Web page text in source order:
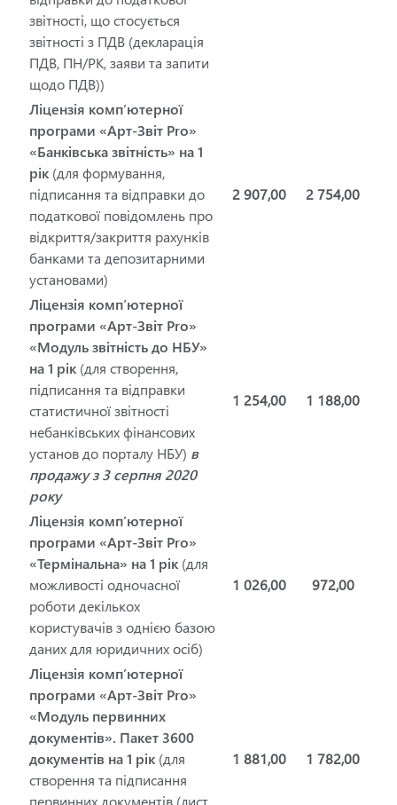
звітності, що стосується
звітності з ПДВ (декларація
ПДВ, ПН/РК, заяви та запити
щодо ПДВ))
Ліцензія комп’ютерної
програми «Арт-Звіт Pro»
«Банківська звітність» на 1
рік (для формування,
підписання та відправки до
податкової повідомлень про
відкриття/закриття рахунків
банками та депозитарними
установами)
2 907,00 2 754,00
Ліцензія комп’ютерної
програми «Арт-Звіт Pro»
«Модуль звітність до НБУ»
на 1 рік (для створення,
підписання та відправки
статистичної звітності
небанківських фінансових
установ до порталу НБУ) в
продажу з 3 серпня 2020
року
1 254,00 1 188,00
Ліцензія комп’ютерної
програми «Арт-Звіт Pro»
«Термінальна» на 1 рік (для
можливості одночасної
роботи декількох
користувачів з однією базою
даних для юридичних осіб)
1 026,00 972,00
Ліцензія комп’ютерної
програми «Арт-Звіт Pro»
«Модуль первинних
документів». Пакет 3600
документів на 1 рік (для
створення та підписання
первинних документів (лист,
1 881,00 1 782,00